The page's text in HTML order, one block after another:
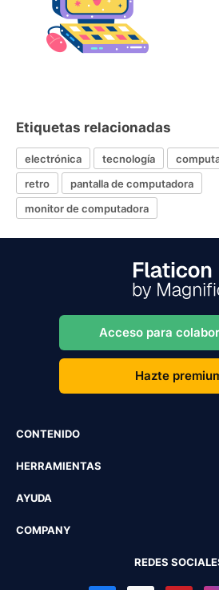
Etiquetas relacionadas
electrónica tecnología
retro
pantalla de computadora
monitor de computadora
Acceso para
Hazte
CONTENIDO
HERRAMIENTAS
AYUDA
COMPANY
REDES